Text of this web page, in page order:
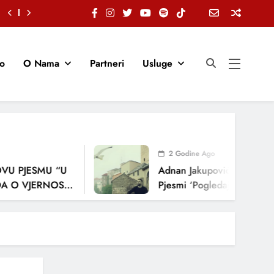
O Nama Partneri Usluge
“U
2 Godine Ago
Adnan Jakupović Donosi
Pjesmi ‘Pogledaj Me’